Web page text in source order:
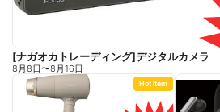
[ナガオカトレーディング]デジタルカメラ
8月8日〜8月16日
Hot Item